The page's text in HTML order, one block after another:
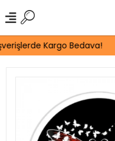
Kargo Bedava!